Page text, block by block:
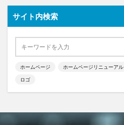
サイト内検索
ホームページ ホームページリニューアル
ロゴ